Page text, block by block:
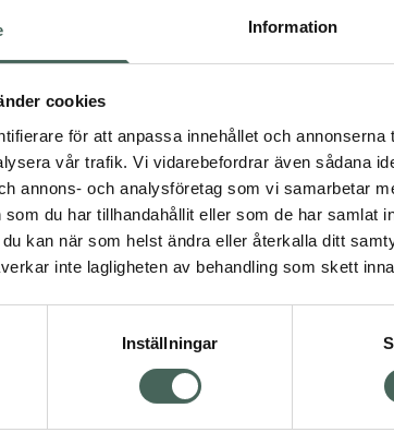
Information
cookies
för att anpassa innehållet och
vår trafik. Vi vidarebefordrar även sådana
annons- och analysföretag som vi samarbetar
som du har tillhandahållit eller som de har samlat
kan när som helst ändra eller återkalla ditt
inte lagligheten av behandling som skett
Inställningar
Aktuella
Visa
från Skåne i syd
på datorn.
Vanliga frågor